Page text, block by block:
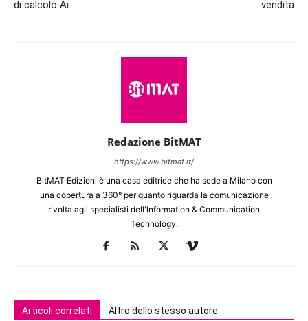
di calcolo Ai
vendita
Redazione BitMAT
https://www.bitmat.it/
BitMAT Edizioni è una casa editrice che ha sede a Milano con
una copertura a 360° per quanto riguarda la comunicazione
rivolta agli specialisti dell'lnformation & Communication
Technology.
Articoli correlati Altro dello stesso autore